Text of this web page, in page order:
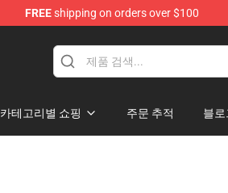
FREEshipping on orders over $100
카테고리별 쇼핑 주문 추적 블로